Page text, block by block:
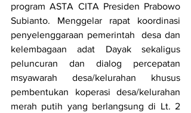
program ASTA CITA Presiden Prabowo
Subianto. Menggelar rapat koordinasi
penyelenggaraan pemerintah  desa dan
kelembagaan adat Dayak sekaligus
peluncuran dan dialog percepatan
msyawarah desa/kelurahan khusus
pembentukan koperasi desa/kelurahan
merah putih yang berlangsung di Lt. 2